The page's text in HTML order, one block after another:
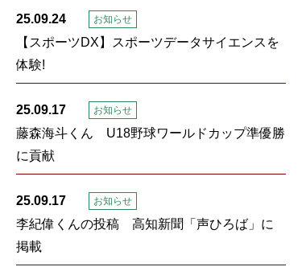
お知らせ
25.09.24
【スポーツDX】スポーツデータサイエンスを
体験!
お知らせ
25.09.17
藤森海斗くん U18野球ワールドカップ準優勝
に貢献
お知らせ
25.09.17
李紀偉くんの投稿 高知新聞「声ひろば」に
掲載